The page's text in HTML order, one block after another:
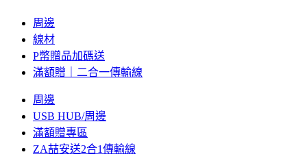
周邊
線材
P幣贈品加碼送
滿額贈｜二合一傳輸線
周邊
USB HUB/周邊
滿額贈專區
ZA喆安送2合1傳輸線